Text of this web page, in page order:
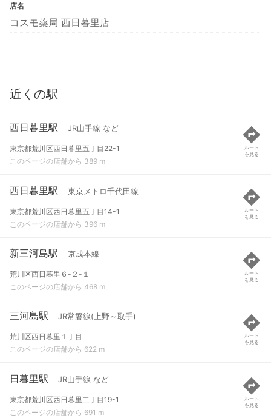
店名
コスモ薬局 西日暮里店
近くの駅
西日暮里駅 JR山手線 など
東京都荒川区西日暮里五丁目22-1
このページの店舗から 389 m
ルート
を見る
西日暮里駅 東京メトロ千代田線
東京都荒川区西日暮里五丁目14-1
このページの店舗から 396 m
ルート
を見る
新三河島駅 京成本線
荒川区西日暮里６-２-１
このページの店舗から 468 m
ルート
を見る
三河島駅 JR常磐線(上野～取手)
荒川区西日暮里１丁目
このページの店舗から 622 m
ルート
を見る
日暮里駅 JR山手線 など
東京都荒川区西日暮里二丁目19-1
このページの店舗から 691 m
ルート
を見る